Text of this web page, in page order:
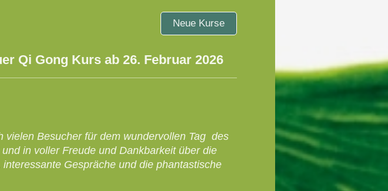
Neue Kurse
26. Februar 2026
vielen Besucher für dem wundervollen Tag des
in voller Freude und Dankbarkeit über die
Gespräche und die phantastische